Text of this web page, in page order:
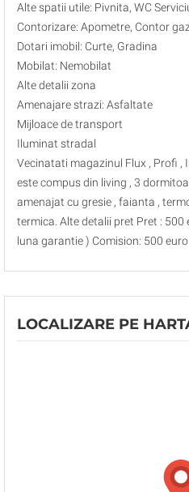
Alte spatii utile: Pivnita, WC
Contorizare: Apometre, Contor gaz
Dotari imobil: Curte, Gradina
Mobilat: Nemobilat
Alte detalii zona
Amenajare strazi: Asfaltate
Mijloace de transport
Iluminat stradal
Vecinatati magazinul Flux , Profi ,
este compus din living , 3
amenajat cu gresie , faianta ,
termica. Alte detalii pret Pret : 500
luna garantie ) Comision: 500 euro
LOCALIZARE PE